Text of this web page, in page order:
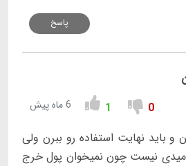
پاسخ
0
1 6 ماه پیش
و باید نهایت استفاده رو ببرن ولی
نیست چون نمیخوان پول خرج